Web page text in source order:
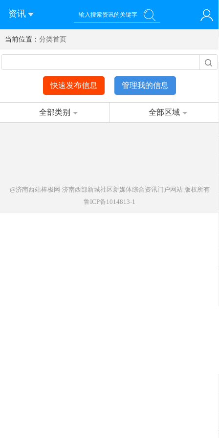
资讯
您好！欢迎来到济南西站棒极网-济南西部新城社区新媒体综
合资讯门户网站
登录 注册 微信快速登录
当前位置： 分类首页
快速发布信息 管理我的信息
全部类别 全部区域
@济南西站棒极网-济南西部新城社区新媒体综合资讯门户网站版权所有
鲁ICP备1014813-1